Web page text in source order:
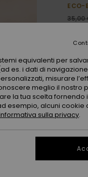
ECO-
35,00
Colori
XS
equivalenti per
es. i dati di
misurare
meglio il nostro
la tua scelta fornendo
esempio, alcuni cookie
sulla privacy.